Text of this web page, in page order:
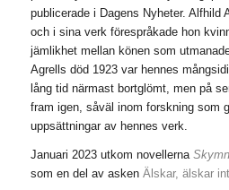
publicerade i Dagens Nyheter. Alfhild
och i sina verk förespråkade hon
jämlikhet mellan könen som
Agrells död 1923 var hennes
lång tid närmast bortglömt, men på
fram igen, såväl inom forskning som
uppsättningar av hennes verk.
Januari 2023 utkom novellerna
som en del av asken Älskar, älskar